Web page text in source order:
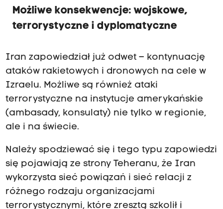
Możliwe konsekwencje: wojskowe,
terrorystyczne i dyplomatyczne
Iran zapowiedział już odwet – kontynuację
ataków rakietowych i dronowych na cele w
Izraelu. Możliwe są również ataki
terrorystyczne na instytucje amerykańskie
(ambasady, konsulaty) nie tylko w regionie,
ale i na świecie.
Należy spodziewać się i tego typu zapowiedzi
się pojawiają ze strony Teheranu, że Iran
wykorzysta sieć powiązań i sieć relacji z
różnego rodzaju organizacjami
terrorystycznymi, które zresztą szkolił i